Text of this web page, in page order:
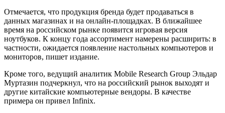
Отмечается, что продукция бренда будет продаваться в
данных магазинах и на онлайн-площадках. В ближайшее
время на российском рынке появится игровая версия
ноутбуков. К концу года ассортимент намерены расширить: в
частности, ожидается появление настольных компьютеров и
мониторов, пишет издание.
Кроме того, ведущий аналитик Mobile Research Group Эльдар
Муртазин подчеркнул, что на российский рынок выходят и
другие китайские компьютерные вендоры. В качестве
примера он привел Infinix.